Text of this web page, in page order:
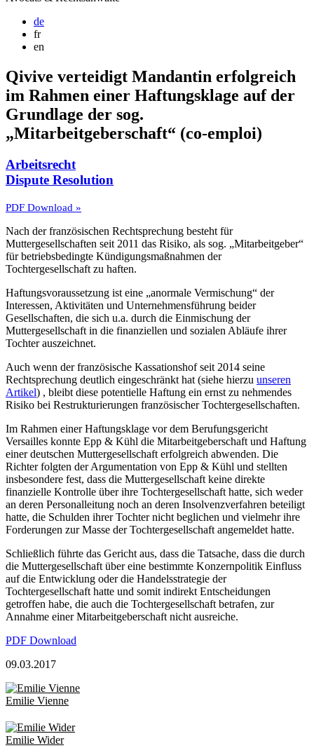
de
fr
en
Qivive verteidigt Mandantin erfolgreich
im Rahmen einer Haftungsklage auf der
Grundlage der sog.
„Mitarbeitgeberschaft“ (co-emploi)
Arbeitsrecht
Dispute Resolution
PDF Download »
Nach der französischen Rechtsprechung besteht für
Muttergesellschaften seit 2011 das Risiko, als sog. „Mitarbeitgeber“
für betriebsbedingte Kündigungsmaßnahmen der
Tochtergesellschaft zu haften.
Haftungsvoraussetzung ist eine „anormale Vermischung“ der
Interessen, Aktivitäten und Unternehmensführung beider
Gesellschaften, die sich u.a. durch die Einmischung der
Muttergesellschaft in die finanziellen und sozialen Abläufe ihrer
Tochter auszeichnet.
Auch wenn der französische Kassationshof seit 2014 seine
Rechtsprechung deutlich eingeschränkt hat (siehe hierzu unseren
Artikel) , bleibt diese potentielle Haftung ein ernst zu nehmendes
Risiko bei Restrukturierungen französischer Tochtergesellschaften.
Im Rahmen einer Haftungsklage vor dem Berufungsgericht
Versailles konnte Epp & Kühl die Mitarbeitgeberschaft und Haftung
einer deutschen Muttergesellschaft erfolgreich abwenden. Die
Richter folgten der Argumentation von Epp & Kühl und stellten
insbesondere fest, dass die Muttergesellschaft keine direkte
finanzielle Kontrolle über ihre Tochtergesellschaft hatte, sich weder
an deren Personalleitung noch an deren Insolvenzverfahren beteiligt
hatte, die Schulden ihrer Tochter nicht beglichen und vielmehr ihre
Forderungen zur Masse der Tochtergesellschaft angemeldet hatte.
Schließlich führte das Gericht aus, dass die Tatsache, dass die durch
die Muttergesellschaft über eine bestimmte Konzernpolitik Einfluss
auf die Entwicklung oder die Handelsstrategie der
Tochtergesellschaft hatte und somit indirekt Entscheidungen
getroffen habe, die auch die Tochtergesellschaft betrafen, zur
Annahme einer Mitarbeitgeberschaft nicht ausreiche.
PDF Download
09.03.2017
Emilie Vienne
Emilie Wider